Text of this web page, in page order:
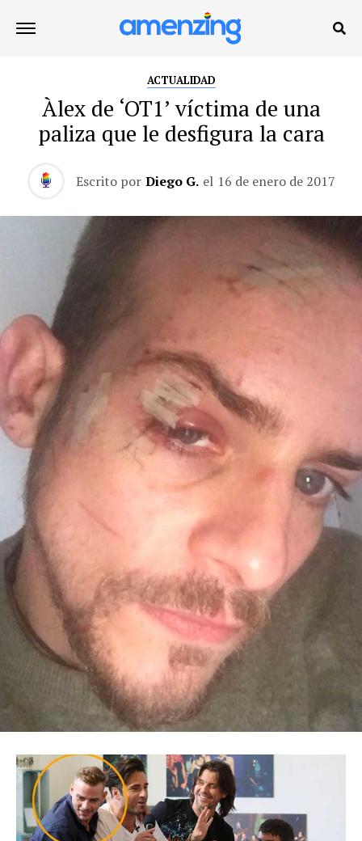
ACTUALIDAD
Àlex de ‘OT1’ víctima de una
paliza que le desfigura la cara
Escrito por Diego G. el 16 de enero de 2017